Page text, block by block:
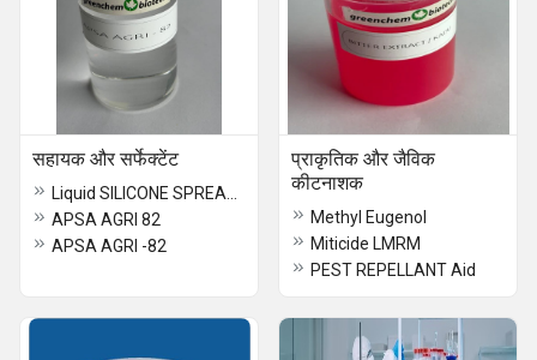
सहायक और सर्फेक्टेंट
APSA AGRI 82
APSA AGRI -82
प्राकृतिक और जैविक
कीटनाशक
Methyl Eugenol
Miticide LMRM
PEST REPELLANT Aid